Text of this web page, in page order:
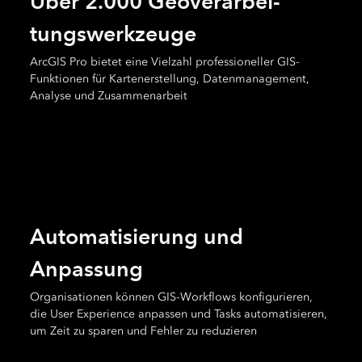
tungs­werk­zeuge
ArcGIS Pro bietet eine Vielzahl professioneller GIS-
Funktionen für Kartenerstellung, Datenmanagement,
Analyse und Zusammenarbeit
Automatisierung und
Anpassung
Organisationen können GIS-Workflows konfigurieren,
die User Experience anpassen und Tasks automatisieren,
um Zeit zu sparen und Fehler zu reduzieren